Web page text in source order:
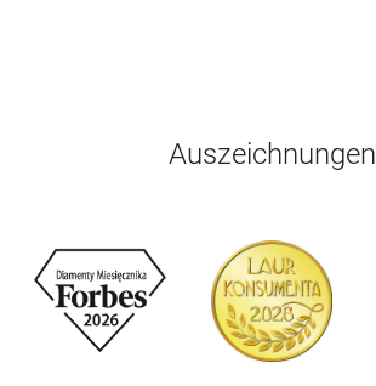
Auszeichnungen